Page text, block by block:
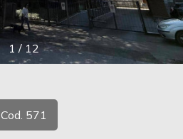
1 / 12
Cod. 571